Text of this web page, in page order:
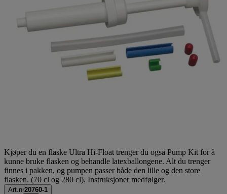
Kjøper du en flaske Ultra Hi-Float trenger du også Pump Kit for å
kunne bruke flasken og behandle latexballongene. Alt du trenger
finnes i pakken, og pumpen passer både den lille og den store
flasken. (70 cl og 280 cl). Instruksjoner medfølger.
Art.nr20760-1